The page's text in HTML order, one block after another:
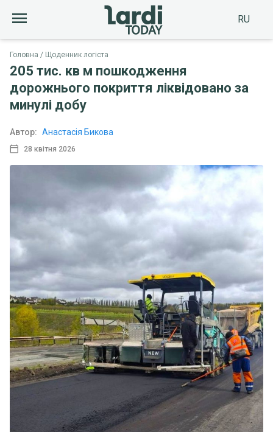
RU
Головна Щоденник логіста
205 тис. кв м пошкодження
дорожнього покриття ліквідовано за
минулі добу
28 квітня 2026
Автор: Анастасія Бикова